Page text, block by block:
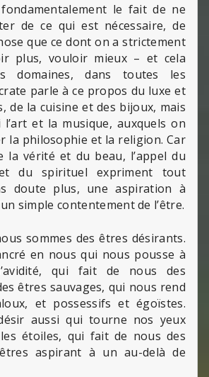
fondamentalement le fait de ne
de ce qui est nécessaire, de
que ce dont on a strictement
plus, vouloir mieux – et cela
domaines, dans toutes les
parle à ce propos du luxe et
de la cuisine et des bijoux, mais
l’art et la musique, auxquels on
la philosophie et la religion. Car
la vérité et du beau, l’appel du
du spirituel expriment tout
doute plus, une aspiration à
simple contentement de l’être.
sommes des êtres désirants.
en nous qui nous pousse à
qui fait de nous des
êtres sauvages, qui nous rend
et possessifs et égoïstes.
aussi qui tourne nos yeux
étoiles, qui fait de nous des
aspirant à un au-delà de